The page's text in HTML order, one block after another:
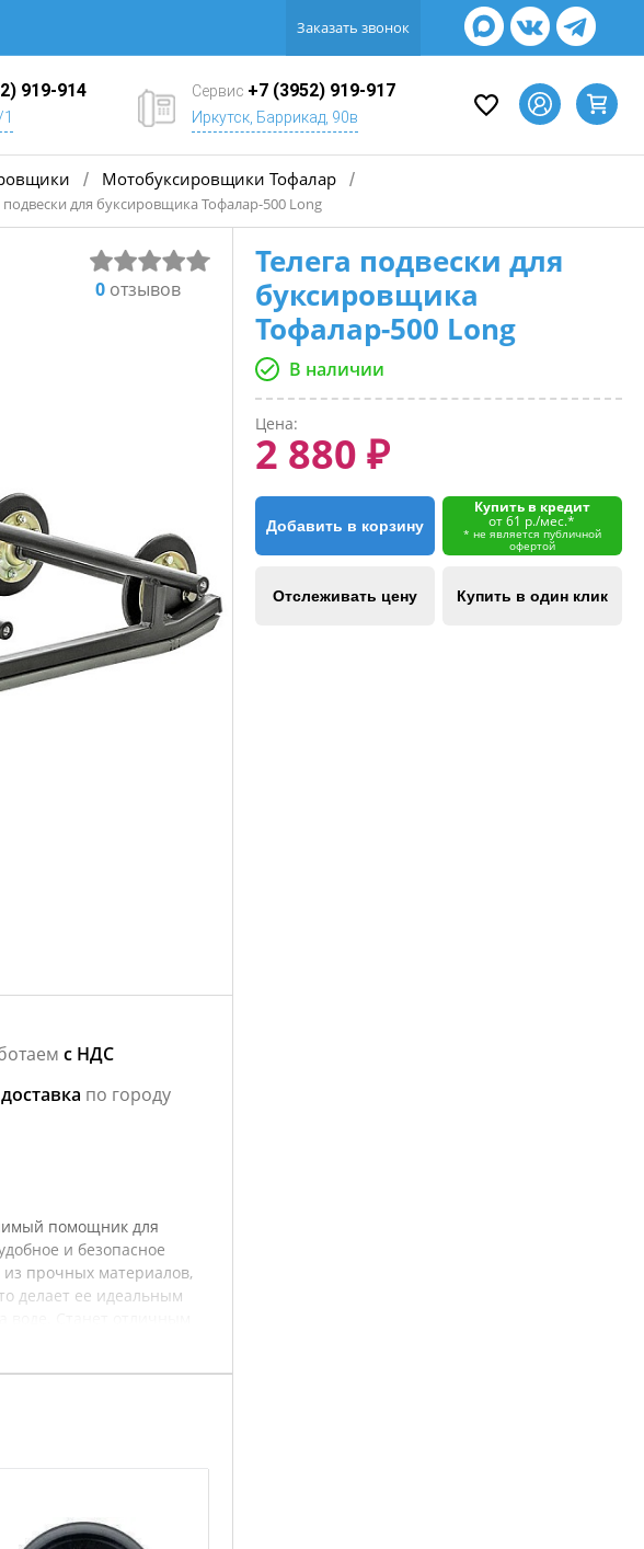
Заказать звонок
919-914 Сервис +7 (3952) 919-917
Иркутск, Баррикад, 90в
/ Мотобуксировщики Тофалар /
подвески для буксировщика Тофалар-500 Long
0отзывов
с НДС
по городу
помощник для
и безопасное
прочных материалов,
делает ее идеальным
Подходит для хранения
Телега подвески для
буксировщика
Тофалар-500 Long
В наличии
Цена:
2 880 ₽
Добавить в корзину
Купить в кредит
от 61 р./мес.*
* не является публичной
офертой
Отслеживать цену Купить в один клик